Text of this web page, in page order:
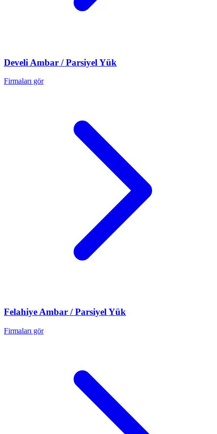
Develi Ambar / Parsiyel Yük
Firmaları gör
Felahiye Ambar / Parsiyel Yük
Firmaları gör